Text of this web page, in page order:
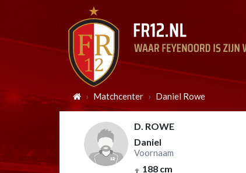
Matchcenter Daniel Rowe
D. ROWE
Daniel
Voornaam
188 cm